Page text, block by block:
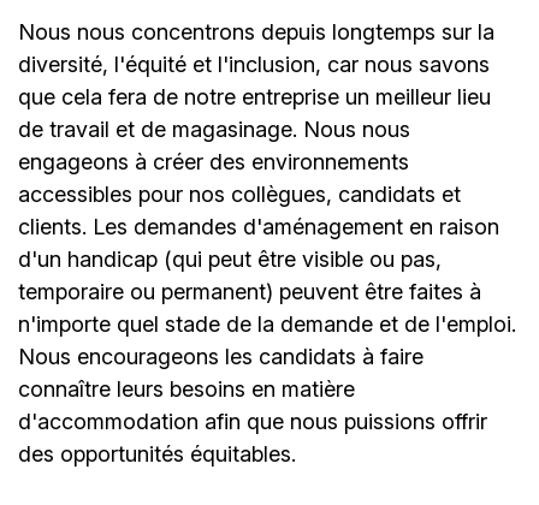
Nous nous concentrons depuis longtemps sur la
diversité, l'équité et l'inclusion, car nous savons
que cela fera de notre entreprise un meilleur lieu
de travail et de magasinage. Nous nous
engageons à créer des environnements
accessibles pour nos collègues, candidats et
clients. Les demandes d'aménagement en raison
d'un handicap (qui peut être visible ou pas,
temporaire ou permanent) peuvent être faites à
n'importe quel stade de la demande et de l'emploi.
Nous encourageons les candidats à faire
connaître leurs besoins en matière
d'accommodation afin que nous puissions offrir
des opportunités équitables.